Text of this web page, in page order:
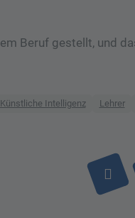
Beruf gestellt, und
Künstliche Intelligenz Lehrer